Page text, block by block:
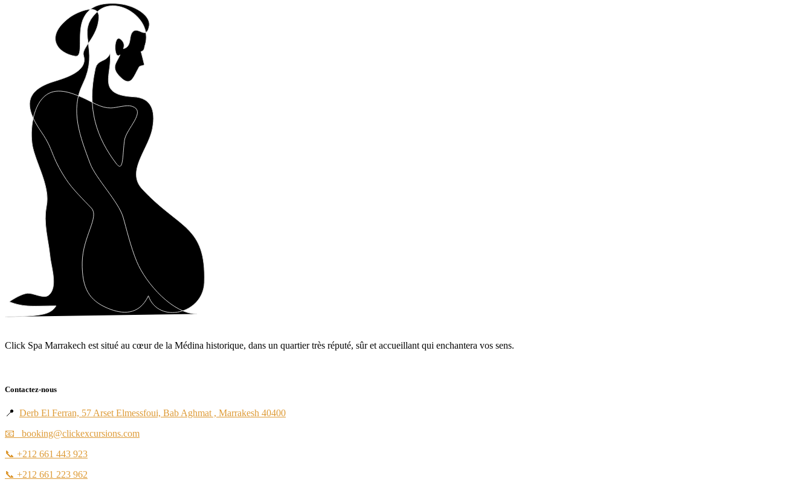
Click Spa Marrakech est situé au cœur de la Médina historique, dans un quartier très réputé, sûr et accueillant qui enchantera vos sens.
Contactez-nous
📍 Derb El Ferran, 57 Arset Elmessfoui, Bab Aghmat , Marrakesh 40400
📧 booking@clickexcursions.com
📞 +212 661 443 923
📞 +212 661 223 962